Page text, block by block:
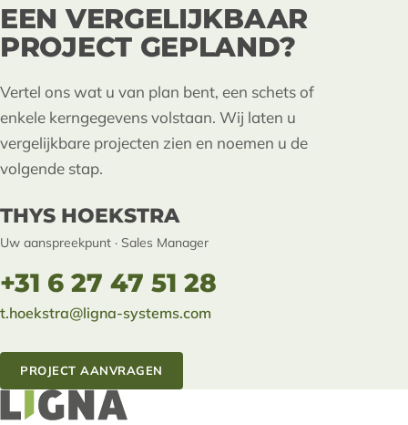
EEN VERGELIJKBAAR
PROJECT GEPLAND?
Vertel ons wat u van plan bent, een schets of
enkele kerngegevens volstaan. Wij laten u
vergelijkbare projecten zien en noemen u de
volgende stap.
THYS HOEKSTRA
Uw aanspreekpunt · Sales Manager
+31 6 27 47 51 28
t.hoekstra@ligna-systems.com
PROJECT AANVRAGEN